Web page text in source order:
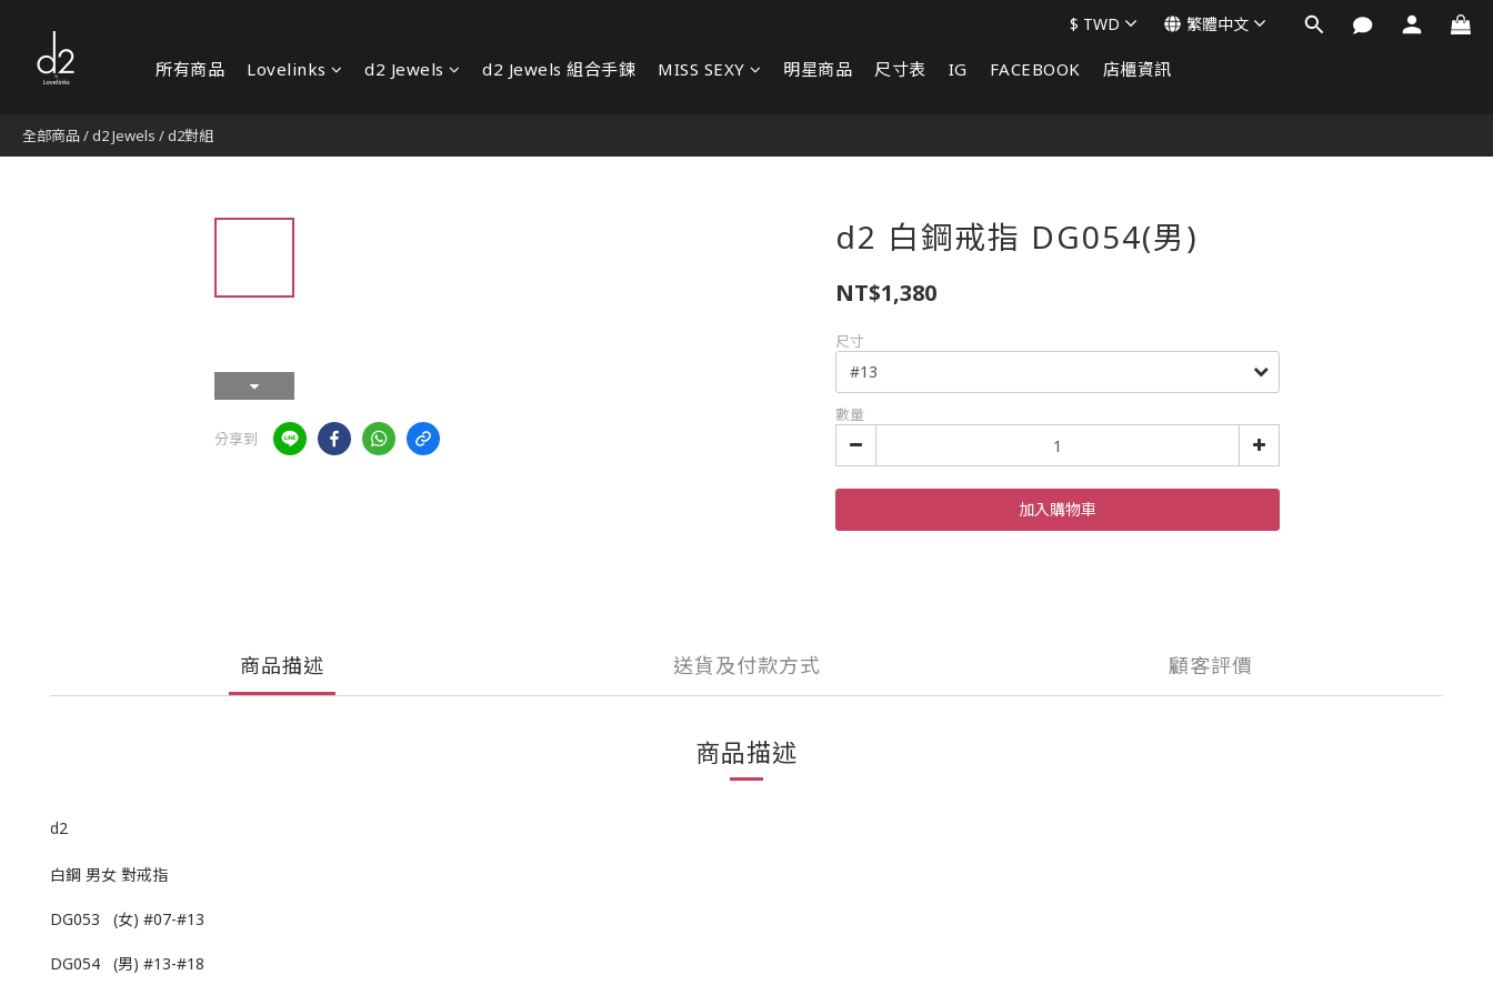
所有商品 Lovelinks d2 Jewels d2 Jewels 組合手鍊 MISS SEXY 明星商品 尺寸表 IG FACEBOOK 店櫃資訊
$ TWD 繁體中文
全部商品/d2 Jewels /d2對組
分享到
d2 白鋼戒指 DG054(男)
NT$1,380
尺寸
數量
加入購物車
商品描述 送貨及付款方式 顧客評價
商品描述
d2
白鋼 男女 對戒指
DG053 (女) #07-#13
DG054 (男) #13-#18